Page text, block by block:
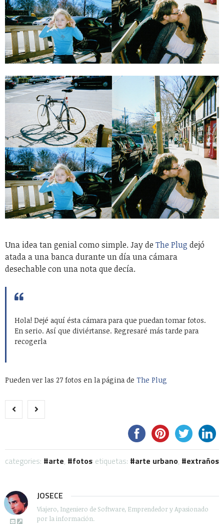
Una idea tan genial como simple. Jay de The Plug dejó
atada a una banca durante un día una cámara
desechable con una nota que decía.
Hola! Dejé aquí ésta cámara para que puedan tomar fotos.
En serio. Así que diviértanse. Regresaré más tarde para
recogerla
Pueden ver las 27 fotos en la página de The Plug
categories: arte, fotos etiquetas: arte urbano, extraños
JOSECE
Viajero, Ingeniero de Software, Emprendedor y Apasionado
por la información.